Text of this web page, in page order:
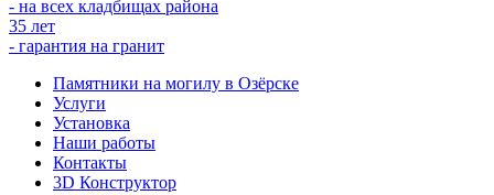
- на всех кладбищах района
35 лет
- гарантия на гранит
Памятники на могилу в Озёрске
Услуги
Установка
Наши работы
Контакты
3D Конструктор